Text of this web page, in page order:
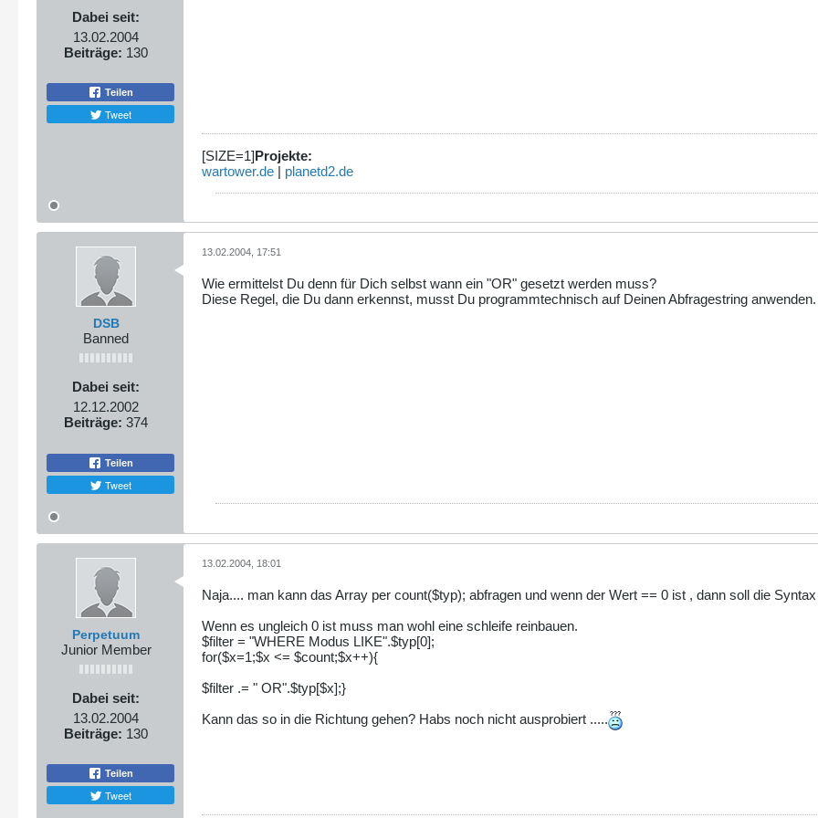
Dabei seit:
13.02.2004
Beiträge: 130
Teilen
Tweet
[SIZE=1]Projekte:
wartower.de | planetd2.de
DSB
Banned
Dabei seit:
12.12.2002
Beiträge: 374
Teilen
Tweet
13.02.2004, 17:51
Wie ermittelst Du denn für Dich selbst wann ein "OR" gesetzt werden muss?
Diese Regel, die Du dann erkennst, musst Du programmtechnisch auf Deinen Abfragestring anwenden.
Perpetuum
Junior Member
Dabei seit:
13.02.2004
Beiträge: 130
Teilen
Tweet
13.02.2004, 18:01
Naja.... man kann das Array per count($typ); abfragen und wenn der Wert == 0 ist , dann soll die
Wenn es ungleich 0 ist muss man wohl eine schleife reinbauen.
$filter = "WHERE Modus LIKE".$typ[0];
for($x=1;$x <= $count;$x++){
$filter .= " OR".$typ[$x];}
Kann das so in die Richtung gehen? Habs noch nicht ausprobiert .....